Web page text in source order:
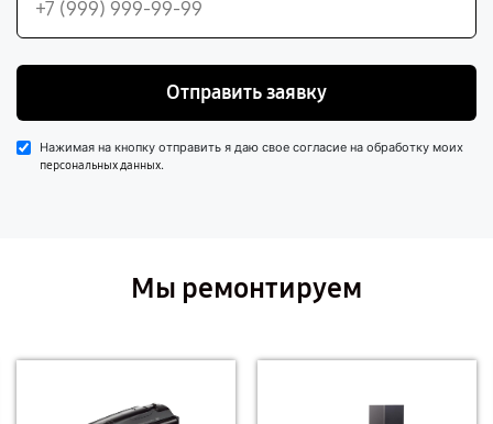
Отправить заявку
Нажимая на кнопку отправить я даю свое согласие на обработку моих
персональных данных.
Мы ремонтируем